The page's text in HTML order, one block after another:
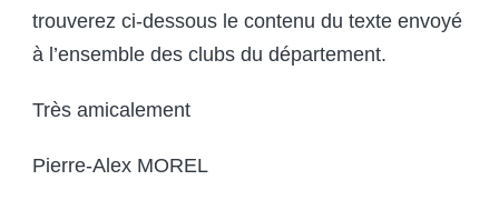
trouverez ci-dessous le contenu du texte envoyé
à l’ensemble des clubs du département.
Très amicalement
Pierre-Alex MOREL